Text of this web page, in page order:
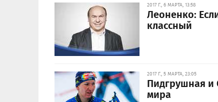
2017 Г., 6 МАРТА, 13:58
Леоненко:
классный
2017 Г., 5 МАРТА, 23:05
Пидгрушная и
мира